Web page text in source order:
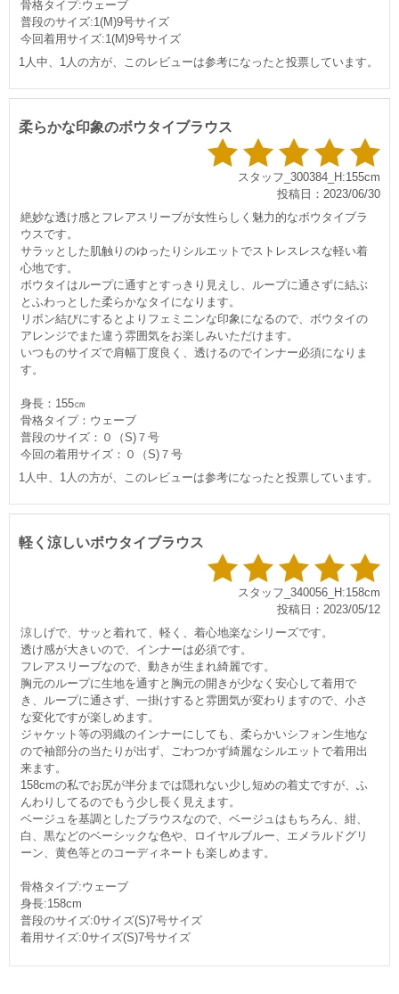
骨格タイプ:ウェーブ
普段のサイズ:1(M)9号サイズ
今回着用サイズ:1(M)9号サイズ
1人中、1人の方が、このレビューは参考になったと投票しています。
柔らかな印象のボウタイブラウス
スタッフ_300384_H:155cm
投稿日：2023/06/30
絶妙な透け感とフレアスリーブが女性らしく魅力的なボウタイブラ
ウスです。
サラッとした肌触りのゆったりシルエットでストレスレスな軽い着
心地です。
ボウタイはループに通すとすっきり見えし、ループに通さずに結ぶ
とふわっとした柔らかなタイになります。
リボン結びにするとよりフェミニンな印象になるので、ボウタイの
アレンジでまた違う雰囲気をお楽しみいただけます。
いつものサイズで肩幅丁度良く、透けるのでインナー必須になりま
す。
身長：155㎝
骨格タイプ：ウェーブ
普段のサイズ：０（S)７号
今回の着用サイズ：０（S)７号
1人中、1人の方が、このレビューは参考になったと投票しています。
軽く涼しいボウタイブラウス
スタッフ_340056_H:158cm
投稿日：2023/05/12
涼しげで、サッと着れて、軽く、着心地楽なシリーズです。
透け感が大きいので、インナーは必須です。
フレアスリーブなので、動きが生まれ綺麗です。
胸元のループに生地を通すと胸元の開きが少なく安心して着用で
き、ループに通さず、一掛けすると雰囲気が変わりますので、小さ
な変化ですが楽しめます。
ジャケット等の羽織のインナーにしても、柔らかいシフォン生地な
ので袖部分の当たりが出ず、ごわつかず綺麗なシルエットで着用出
来ます。
158cmの私でお尻が半分までは隠れない少し短めの着丈ですが、ふ
んわりしてるのでもう少し長く見えます。
ベージュを基調としたブラウスなので、ベージュはもちろん、紺、
白、黒などのベーシックな色や、ロイヤルブルー、エメラルドグリ
ーン、黄色等とのコーディネートも楽しめます。
骨格タイプ:ウェーブ
身長:158cm
普段のサイズ:0サイズ(S)7号サイズ
着用サイズ:0サイズ(S)7号サイズ